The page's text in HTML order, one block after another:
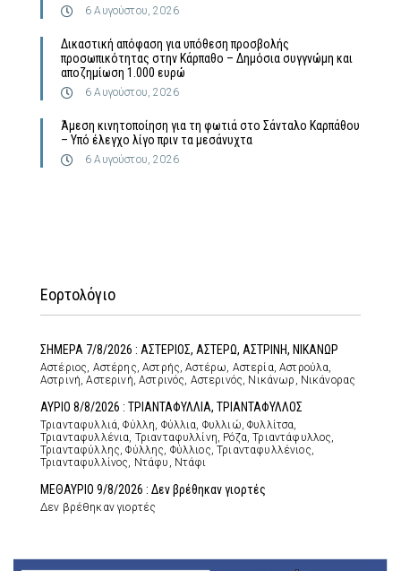
6 Αυγούστου, 2026
Δικαστική απόφαση για υπόθεση προσβολής
προσωπικότητας στην Κάρπαθο – Δημόσια συγγνώμη και
αποζημίωση 1.000 ευρώ
6 Αυγούστου, 2026
Άμεση κινητοποίηση για τη φωτιά στο Σάνταλο Καρπάθου
– Υπό έλεγχο λίγο πριν τα μεσάνυχτα
6 Αυγούστου, 2026
Εορτολόγιο
ΣΗΜΕΡΑ 7/8/2026 : ΑΣΤΕΡΙΟΣ, ΑΣΤΕΡΩ, ΑΣΤΡΙΝΗ, ΝΙΚΑΝΩΡ
Αστέριος, Αστέρης, Αστρής, Αστέρω, Αστερία, Αστρούλα,
Αστρινή, Αστερινή, Αστρινός, Αστερινός, Νικάνωρ, Νικάνορας
ΑΥΡΙΟ 8/8/2026 : ΤΡΙΑΝΤΑΦΥΛΛΙΑ, ΤΡΙΑΝΤΑΦΥΛΛΟΣ
Τριανταφυλλιά, Φύλλη, Φύλλια, Φυλλιώ, Φυλλίτσα,
Τριανταφυλλένια, Τριανταφυλλίνη, Ρόζα, Τριαντάφυλλος,
Τριανταφύλλης, Φύλλης, Φύλλιος, Τριανταφυλλένιος,
Τριανταφυλλίνος, Ντάφυ, Ντάφι
ΜΕΘΑΥΡΙΟ 9/8/2026 : Δεν βρέθηκαν γιορτές
Δεν βρέθηκαν γιορτές